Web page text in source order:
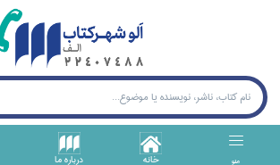
منو خانه درباره ما